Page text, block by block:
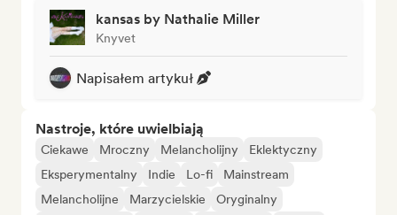
kansas by Nathalie Miller
Knyvet
Napisałem artykuł
Nastroje, które uwielbiają
Ciekawe Mroczny Melancholijny
Eklektyczny
Eksperymentalny
Indie Lo-fi
Mainstream
Melancholijne
Marzycielskie
Oryginalny